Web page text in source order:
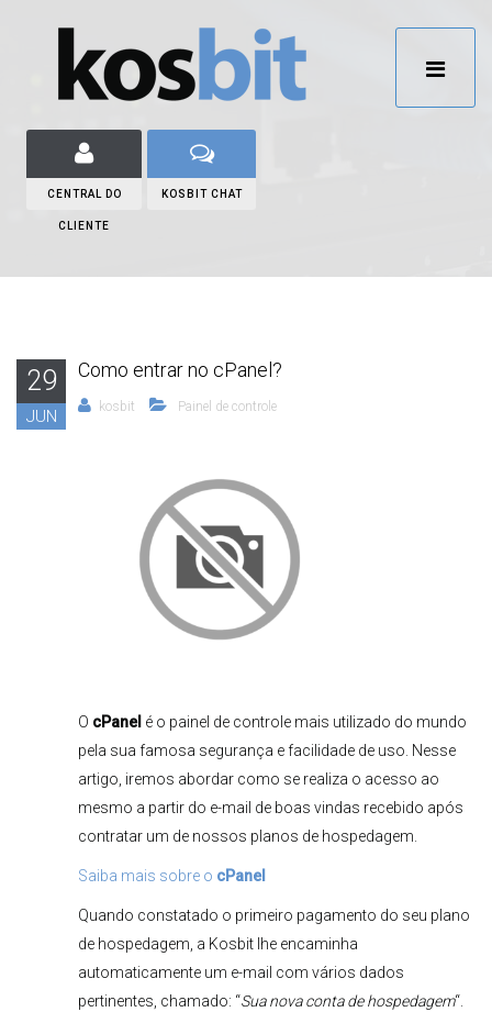
CENTRAL DO
CLIENTE
KOSBIT CHAT
29
JUN
Como entrar no cPanel?
kosbit Painel de controle
O cPanel é o painel de controle mais utilizado do mundo
pela sua famosa segurança e facilidade de uso. Nesse
artigo, iremos abordar como se realiza o acesso ao
mesmo a partir do e-mail de boas vindas recebido após
contratar um de nossos planos de hospedagem.
Saiba mais sobre o cPanel
Quando constatado o primeiro pagamento do seu plano
de hospedagem, a Kosbit lhe encaminha
automaticamente um e-mail com vários dados
pertinentes, chamado: “Sua nova conta de hospedagem“.